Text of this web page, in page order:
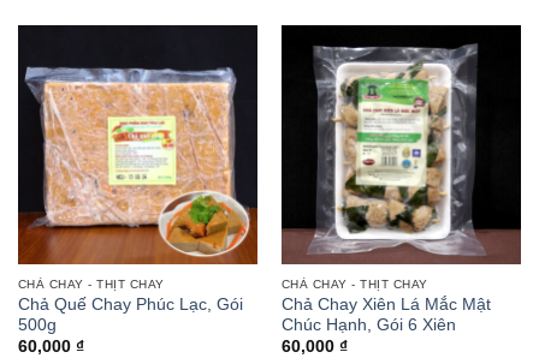
CHẢ CHAY - THỊT CHAY
Chả Quế Chay Phúc Lạc, Gói
500g
60,000 ₫
CHẢ CHAY - THỊT CHAY
Chả Chay Xiên Lá Mắc Mật
Chúc Hạnh, Gói 6 Xiên
60,000 ₫